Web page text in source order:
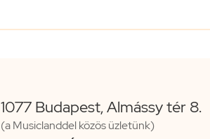
1077 Budapest, Almássy tér 8.
(a Musiclanddel közös üzletünk)